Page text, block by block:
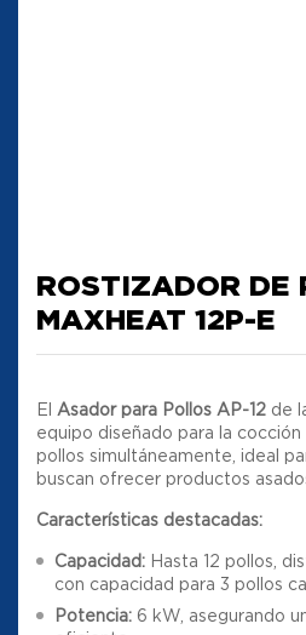
ROSTIZADOR DE
MAXHEAT 12P-E
El Asador para Pollos AP-12 de
equipo diseñado para la
pollos simultáneamente, ideal
buscan ofrecer productos
Características destacadas:
Capacidad: Hasta 12 pollos,
con capacidad para 3 pollos
Potencia: 6 kW, asegurando